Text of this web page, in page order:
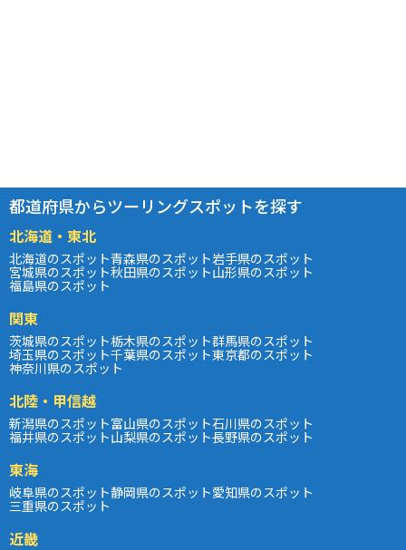
都道府県からツーリングスポットを探す
北海道・東北
北海道のスポット青森県のスポット岩手県のスポット
宮城県のスポット秋田県のスポット山形県のスポット
福島県のスポット
関東
茨城県のスポット栃木県のスポット群馬県のスポット
埼玉県のスポット千葉県のスポット東京都のスポット
神奈川県のスポット
北陸・甲信越
新潟県のスポット富山県のスポット石川県のスポット
福井県のスポット山梨県のスポット長野県のスポット
東海
岐阜県のスポット静岡県のスポット愛知県のスポット
三重県のスポット
近畿